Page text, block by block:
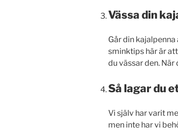
Vässa din
Går din
sminktips här är
du vässar den. När
Så lagar du
Vi själv har varit
men inte har vi